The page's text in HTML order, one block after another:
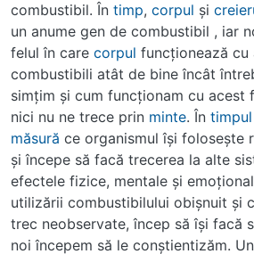
combustibil. În timp, corpul şi
un anume gen de combustibil , iar
felul în care corpul funcţionează cu
combustibili atât de bine încât
simţim şi cum funcţionam cu acest
nici nu ne trece prin minte. În timpul
măsură ce organismul îşi foloseşte
şi începe să facă trecerea la alte
efectele fizice, mentale şi
utilizării combustibilului obişnuit şi
trec neobservate, încep să îşi facă
noi începem să le conştientizăm.